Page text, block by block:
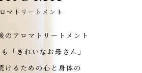
マトリートメント
のアロマトリートメント
「きれいなお母さん」
けるための心と身体の